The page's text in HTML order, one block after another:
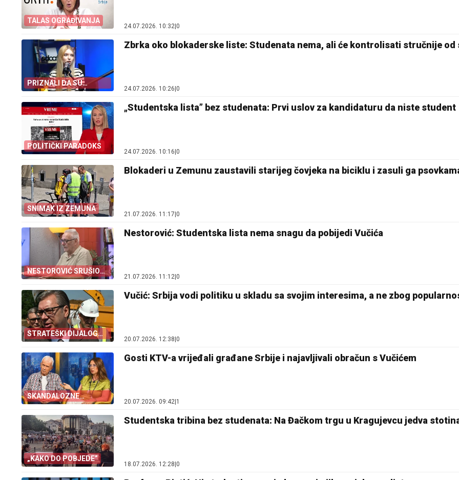
TALAS OGRAĐIVANJA
24.07.2026. 10:32 0
PRIZNALI DA SU
NESTRUČNI
Zbrka oko blokaderske liste: Studenata nema, ali će kontrolisati stručnije od
24.07.2026. 10:26 0
POLITIČKI PARADOKS
„Studentska lista” bez studenata: Prvi uslov za kandidaturu da niste student
24.07.2026. 10:16|0
SNIMAK IZ ZEMUNA
Blokaderi u Zemunu zaustavili starijeg čovjeka na biciklu i zasuli ga
21.07.2026. 11:17|0
NESTOROVIĆ SRUŠIO
BLOKADERSKE
Nestorović: Studentska lista nema snagu da pobijedi Vučića
21.07.2026. 11:12|0
STRATEŠKI DIJALOG
SA AMERIKOM
Vučić: Srbija vodi politiku u skladu sa svojim interesima, a ne zbog
20.07.2026. 12:38 0
SKANDALOZNE
PORUKE SA KTV-A
Gosti KTV-a vrijeđali građane Srbije i najavljivali obračun s Vučićem
20.07.2026. 09:42 1
„KAKO DO POBJEDE”
Studentska tribina bez studenata: Na Đačkom trgu u Kragujevcu jedva
18.07.2026. 12:28 0